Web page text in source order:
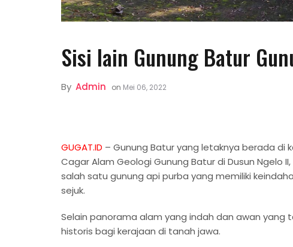
Sisi lain Gunung Batur
By Admin on Mei 06, 2022
GUGAT.ID – Gunung Batur yang letaknya berada
Cagar Alam Geologi Gunung Batur di Dusun Ngelo
salah satu gunung api purba yang memiliki
sejuk.
Selain panorama alam yang indah dan awan
historis bagi kerajaan di tanah jawa.